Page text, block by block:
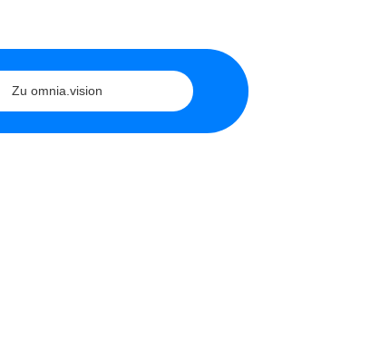
Zu omnia.vision